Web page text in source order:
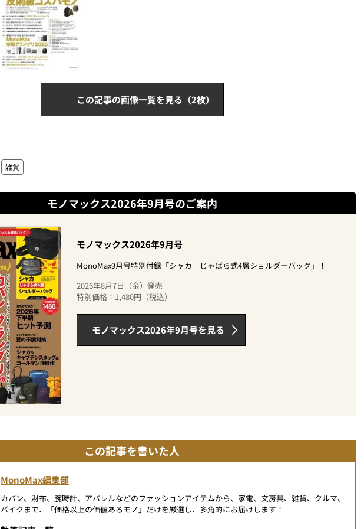
この記事の画像一覧を見る（2枚）
雑貨
モノマックス2026年9月号のご案内
モノマックス2026年9月号
MonoMax9月号特別付録「シャカ じゃばら式4層ショルダーバッグ」！
2026年8月7日（金）発売
特別価格：1,480円（税込）
モノマックス2026年9月号を見る
この記事を書いた人
MonoMax編集部
カバン、財布、腕時計、アパレルなどのファッションアイテムから、家電、文房具、雑貨、クルマ、
バイクまで、「価格以上の価値あるモノ」だけを厳選し、多角的にお届けします！